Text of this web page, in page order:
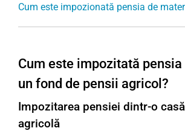
Cum este impozionată pensia de
Cum este impozitată pensia
un fond de pensii agricol?
Impozitarea pensiei dintr-o
agricolă